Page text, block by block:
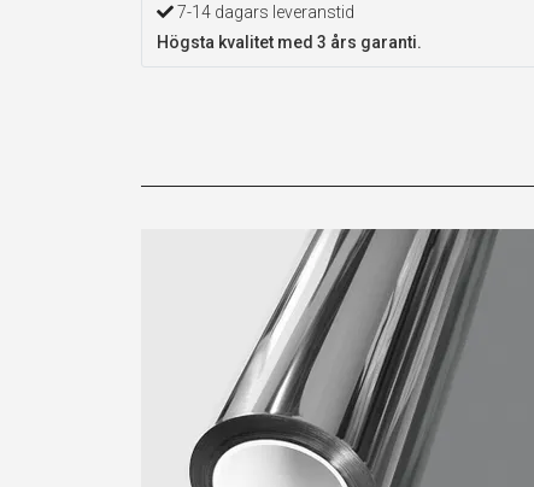
7-14 dagars leveranstid
Högsta kvalitet med 3 års garanti.